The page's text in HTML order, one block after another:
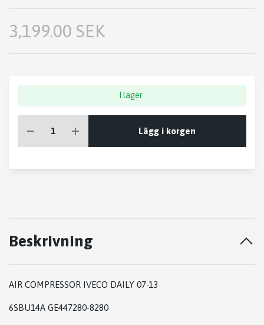
3,199.00 SEK
I lager
Lägg i korgen
Beskrivning
AIR COMPRESSOR IVECO DAILY 07-13
6SBU14A GE447280-8280